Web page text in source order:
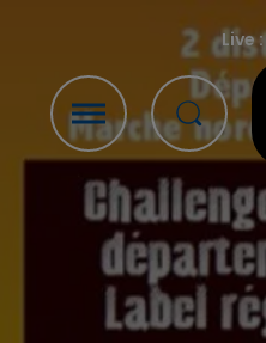
Live